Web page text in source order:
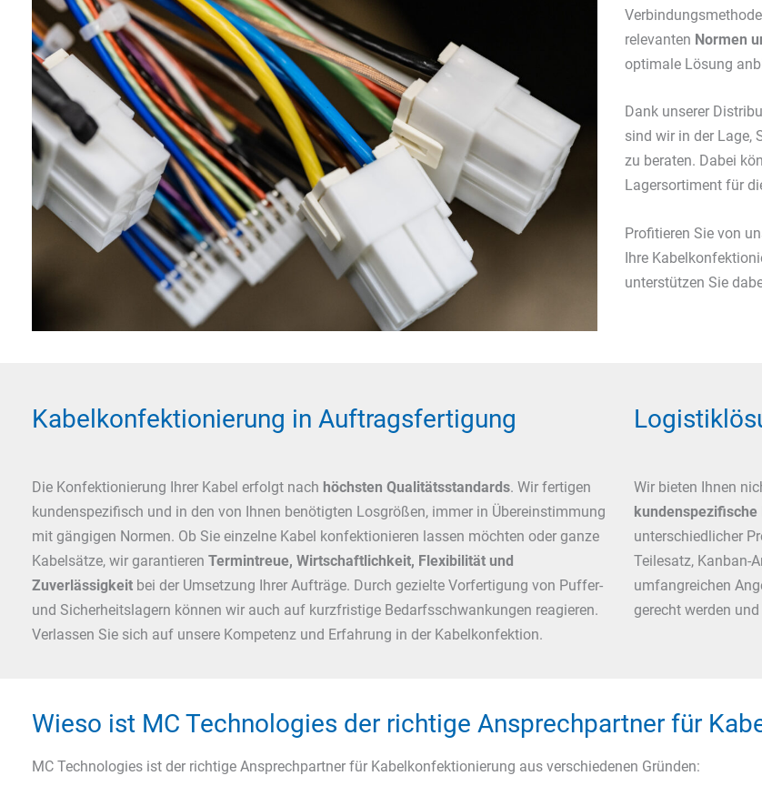
relevanten Normen
optimale Lösung
Dank unserer
sind wir in der Lage,
zu beraten. Dabei
Lagersortiment für
Profitieren Sie von
Ihre
unterstützen Sie
Kabelkonfektionierung in Auftragsfertigung
Die Konfektionierung Ihrer Kabel erfolgt nach höchsten Qualitätsstandards. Wir fertigen
kundenspezifisch und in den von Ihnen benötigten Losgrößen, immer in Übereinstimmung
mit gängigen Normen. Ob Sie einzelne Kabel konfektionieren lassen möchten oder ganze
Kabelsätze, wir garantieren Termintreue, Wirtschaftlichkeit, Flexibilität und
Zuverlässigkeit bei der Umsetzung Ihrer Aufträge. Durch gezielte Vorfertigung von Puffer-
und Sicherheitslagern können wir auch auf kurzfristige Bedarfsschwankungen reagieren.
Verlassen Sie sich auf unsere Kompetenz und Erfahrung in der Kabelkonfektion.
Wir bieten Ihnen
kundenspezifische
unterschiedlicher
Teilesatz, Kanban-
umfangreichen
gerecht werden
Wieso ist MC Technologies der richtige Ansprechpartner für
MC Technologies ist der richtige Ansprechpartner für Kabelkonfektionierung aus verschiedenen Gründen: